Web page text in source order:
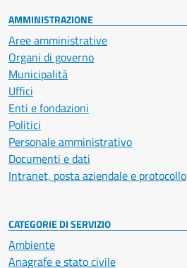
AMMINISTRAZIONE
Aree amministrative
Organi di governo
Municipalità
Uffici
Enti e fondazioni
Politici
Personale amministrativo
Documenti e dati
Intranet, posta aziendale e protocollo
CATEGORIE DI SERVIZIO
Ambiente
Anagrafe e stato civile